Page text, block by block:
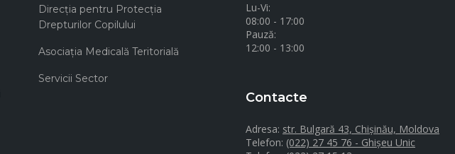
Direcţia pentru Protecţia
Drepturilor Copilului
Asociaţia Medicală Teritorială
Servicii Sector
Lu-Vi:
08:00 - 17:00
Pauză:
12:00 - 13:00
Contacte
Adresa: str. Bulgară 43, Chișinău, Moldova
Telefon: (022) 27 45 76 - Ghișeu Unic